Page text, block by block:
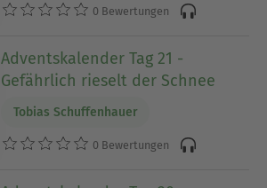
0 Bewertungen
Adventskalender Tag 21 -
Gefährlich rieselt der Schnee
Tobias Schuffenhauer
0 Bewertungen